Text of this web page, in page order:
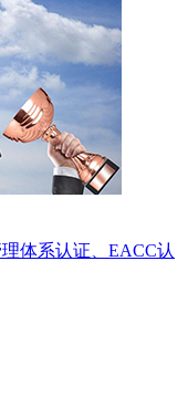
体系认证、EACC认